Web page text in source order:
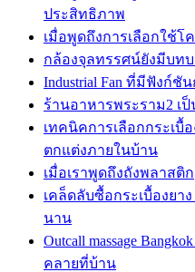
ประสิทธิภาพ
เมื่อพูดถึงการเลือกใช้โ
กล้องจุลทรรศน์ยังมีบท
Industrial Fan ที่มีฟังก์ชั
ร้านอาหารพระราม2 เ
เทคนิคการเลือกกระเบื้
ตกแต่งภายในบ้าน
เมื่อเราพูดถึงถังพลาสติก
เคล็ดลับซื้อกระเบื้องยา
นาน
Outcall massage
คลายที่บ้าน